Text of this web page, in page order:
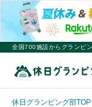
全国700施設からグランピ
休日グランピング部TOP